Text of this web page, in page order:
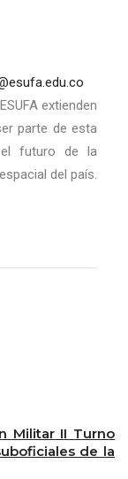
extienden
parte de esta
el futuro de la
del país.
Militar II Turno
de la